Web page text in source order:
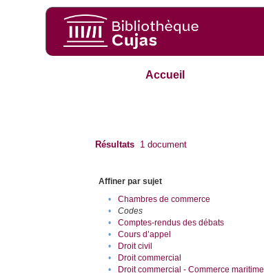
Accueil
Résultats 1 document
Affiner par sujet
•
Chambres de commerce
•
Codes
•
Comptes-rendus des débats
•
Cours d’appel
•
Droit civil
•
Droit commercial
•
Droit commercial - Commerce maritime